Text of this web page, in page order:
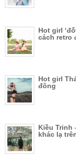
Hot girl
cách retro
Hot girl
đông
Kiều Trinh
khác lạ